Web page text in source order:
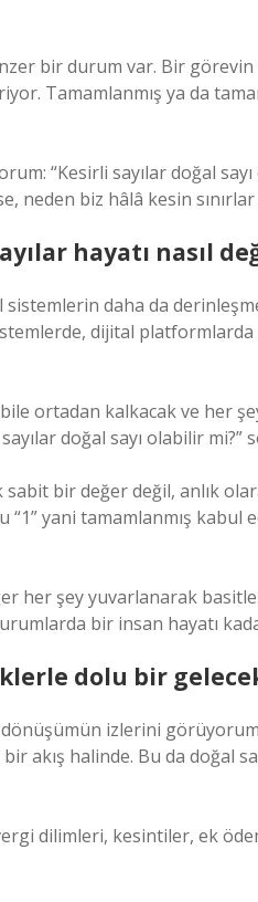
bir durum var. Bir görevin
Tamamlanmış ya da
“Kesirli sayılar doğal
neden biz hâlâ kesin sınırlar
hayatı nasıl
daha da
dijital
ortadan kalkacak ve her
doğal sayı olabilir mi?”
sabit bir değer değil, anlık
“1” yani tamamlanmış
her şey yuvarlanarak
bir insan hayatı
dolu bir
dönüşümün izlerini
akış halinde. Bu da doğal
dilimleri, kesintiler, ek